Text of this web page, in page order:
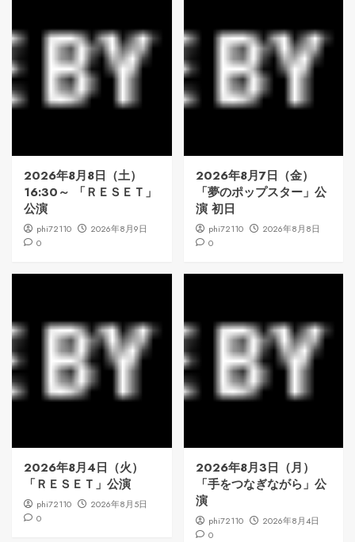
2026年8月8日（土）
16:30～ 「ＲＥＳＥＴ」
公演
phi72110
2026年8月9日
0
2026年8月7日（金）
「夢のポップスター」公
演 初日
phi72110
2026年8月8日
0
2026年8月4日（火）
「ＲＥＳＥＴ」公演
phi72110
2026年8月5日
0
2026年8月3日（月）
「手をつなぎながら」公
演
phi72110
2026年8月4日
0